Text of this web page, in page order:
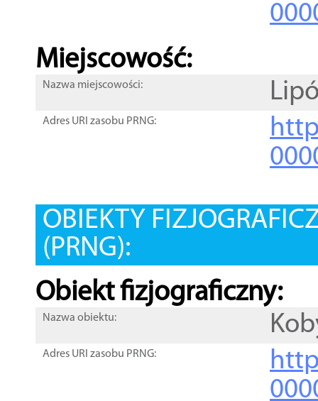
Miejscowość:
Nazwa miejscowości:
Adres URI zasobu PRNG:
OBIEKTY
(PRNG):
Obiekt fizjograficzny:
Nazwa obiektu:
Adres URI zasobu PRNG: